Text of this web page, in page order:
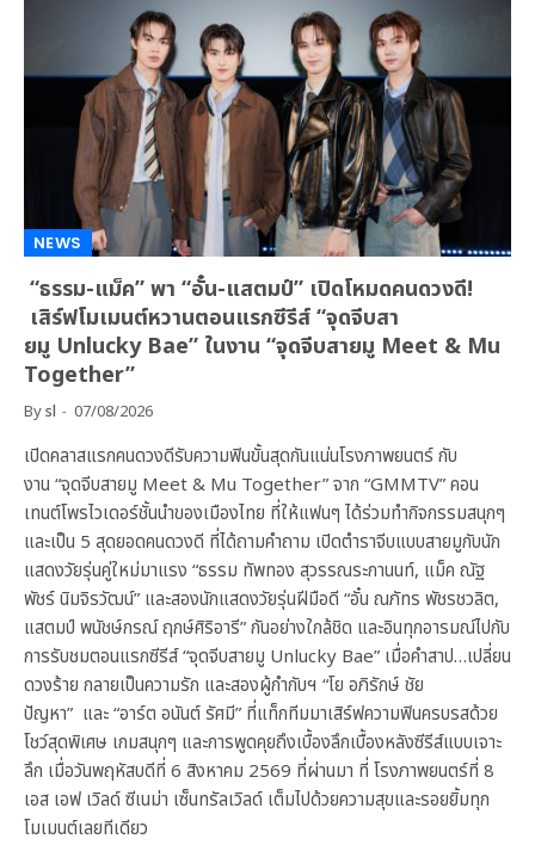
NEWS
“ธรรม-แม็ค” พา “อั๋น-แสตมป์” เปิดโหมดคนดวงดี!
เสิร์ฟโมเมนต์หวานตอนแรกซีรีส์ “จุดจีบสา
ยมู Unlucky Bae” ในงาน “จุดจีบสายมู Meet & Mu
Together”
Bysl 07/08/2026
เปิดคลาสแรกคนดวงดีรับความฟินขั้นสุดกันแน่นโรงภาพยนตร์ กับ
งาน “จุดจีบสายมู Meet & Mu Together” จาก “GMMTV” คอน
เทนต์โพรไวเดอร์ชั้นนำของเมืองไทย ที่ให้แฟนๆ ได้ร่วมทำกิจกรรมสนุกๆ
และเป็น 5 สุดยอดคนดวงดี ที่ได้ถามคำถาม เปิดตำราจีบแบบสายมูกับนัก
แสดงวัยรุ่นคู่ใหม่มาแรง “ธรรม ทัพทอง สุวรรณระกานนท์, แม็ค ณัฐ
พัชร์ นิมจิรวัฒน์” และสองนักแสดงวัยรุ่นฝีมือดี “อั๋น ณภัทร พัชรชวลิต,
แสตมป์ พนัชษ์กรณ์ ฤกษ์ศิริอารี” กันอย่างใกล้ชิด และอินทุกอารมณ์ไปกับ
การรับชมตอนแรกซีรีส์ “จุดจีบสายมู Unlucky Bae” เมื่อคำสาป…เปลี่ยน
ดวงร้าย กลายเป็นความรัก และสองผู้กำกับฯ “โย อภิรักษ์ ชัย
ปัญหา” และ “อาร์ต อนันต์ รัศมี” ที่แท็กทีมมาเสิร์ฟความฟินครบรสด้วย
โชว์สุดพิเศษ เกมสนุกๆ และการพูดคุยถึงเบื้องลึกเบื้องหลังซีรีส์แบบเจาะ
ลึก เมื่อวันพฤหัสบดีที่ 6 สิงหาคม 2569 ที่ผ่านมา ที่ โรงภาพยนตร์ที่ 8
เอส เอฟ เวิลด์ ซีเนม่า เซ็นทรัลเวิลด์ เต็มไปด้วยความสุขและรอยยิ้มทุก
โมเมนต์เลยทีเดียว